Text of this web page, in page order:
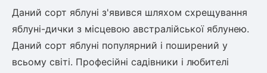
Даний сорт яблуні з'явився шляхом схрещування
яблуні-дички з місцевою австралійської яблунею.
Даний сорт яблуні популярний і поширений у
всьому світі. Професійні садівники і любителі